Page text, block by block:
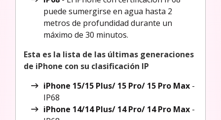
puede sumergirse en agua hasta 2
metros de profundidad durante un
máximo de 30 minutos.
Esta es la lista de las últimas generaciones
de iPhone con su clasificación IP
iPhone 15/15 Plus/ 15 Pro/ 15 Pro Max -
IP68
iPhone 14/14 Plus/ 14 Pro/ 14 Pro Max -